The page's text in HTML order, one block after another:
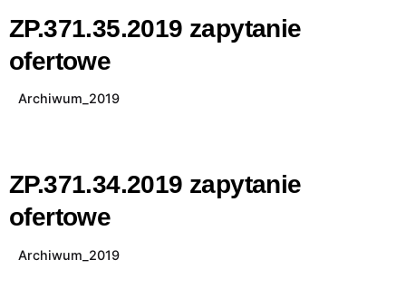
ZP.371.35.2019 zapytanie
ofertowe
Archiwum_2019
ZP.371.34.2019 zapytanie
ofertowe
Archiwum_2019